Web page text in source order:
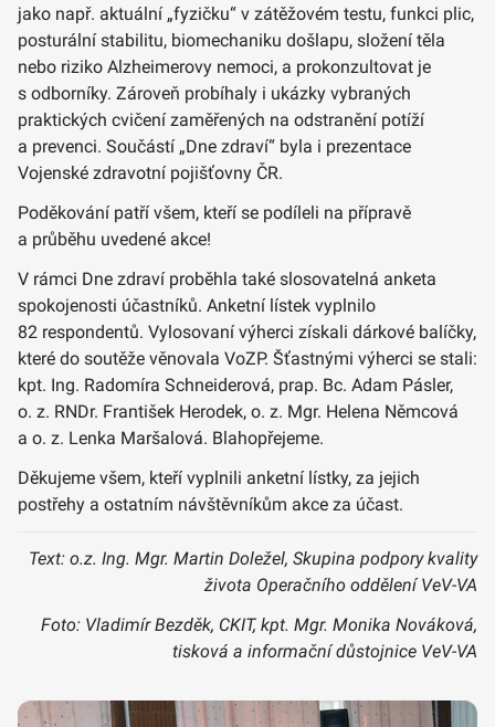
jako např. aktuální „fyzičku“ v zátěžovém testu, funkci plic,
posturální stabilitu, biomechaniku došlapu, složení těla
nebo riziko Alzheimerovy nemoci, a prokonzultovat je
s odborníky. Zároveň probíhaly i ukázky vybraných
praktických cvičení zaměřených na odstranění potíží
a prevenci. Součástí „Dne zdraví“ byla i prezentace
Vojenské zdravotní pojišťovny ČR.
Poděkování patří všem, kteří se podíleli na přípravě
a průběhu uvedené akce!
V rámci Dne zdraví proběhla také slosovatelná anketa
spokojenosti účastníků. Anketní lístek vyplnilo
82 respondentů. Vylosovaní výherci získali dárkové balíčky,
které do soutěže věnovala VoZP. Šťastnými výherci se stali:
kpt. Ing. Radomíra Schneiderová, prap. Bc. Adam Pásler,
o. z. RNDr. František Herodek, o. z. Mgr. Helena Němcová
a o. z. Lenka Maršalová. Blahopřejeme.
Děkujeme všem, kteří vyplnili anketní lístky, za jejich
postřehy a ostatním návštěvníkům akce za účast.
Text: o.z. Ing. Mgr. Martin Doležel, Skupina podpory kvality
života Operačního oddělení VeV-VA
Foto: Vladimír Bezděk, CKIT, kpt. Mgr. Monika Nováková,
tisková a informační důstojnice VeV-VA